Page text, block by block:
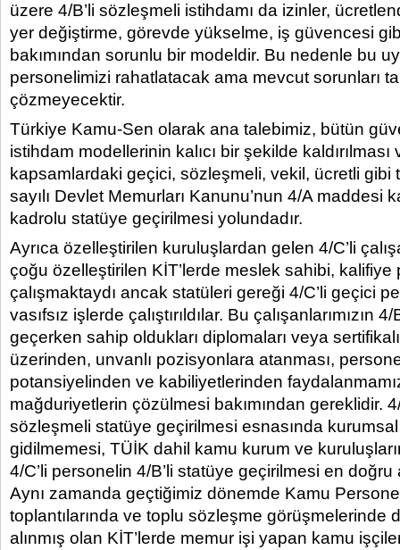
üzere 4/B’li sözleşmeli istihdamı da izinler,
yer değiştirme, görevde yükselme, iş güvencesi
bakımından sorunlu bir modeldir. Bu nedenle bu
personelimizi rahatlatacak ama mevcut sorunları
çözmeyecektir.
Türkiye Kamu-Sen olarak ana talebimiz, bütün
istihdam modellerinin kalıcı bir şekilde kaldırılması
kapsamlardaki geçici, sözleşmeli, vekil, ücretli gibi
sayılı Devlet Memurları Kanunu’nun 4/A maddesi
kadrolu statüye geçirilmesi yolundadır.
Ayrıca özelleştirilen kuruluşlardan gelen 4/C’li
çoğu özelleştirilen KİT’lerde meslek sahibi, kalifiye
çalışmaktaydı ancak statüleri gereği 4/C’li geçici
vasıfsız işlerde çalıştırıldılar. Bu çalışanlarımızın
geçerken sahip oldukları diplomaları veya
üzerinden, unvanlı pozisyonlara atanması,
potansiyelinden ve kabiliyetlerinden
mağduriyetlerin çözülmesi bakımından gereklidir.
sözleşmeli statüye geçirilmesi esnasında
gidilmemesi, TÜİK dahil kamu kurum ve
4/C’li personelin 4/B’li statüye geçirilmesi en doğru
Aynı zamanda geçtiğimiz dönemde Kamu
toplantılarında ve toplu sözleşme görüşmelerinde
alınmış olan KİT’lerde memur işi yapan kamu